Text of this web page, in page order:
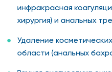
инфракрасная
хирургия) и анальных
Удаление
области (анальных